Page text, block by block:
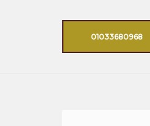
01033680968